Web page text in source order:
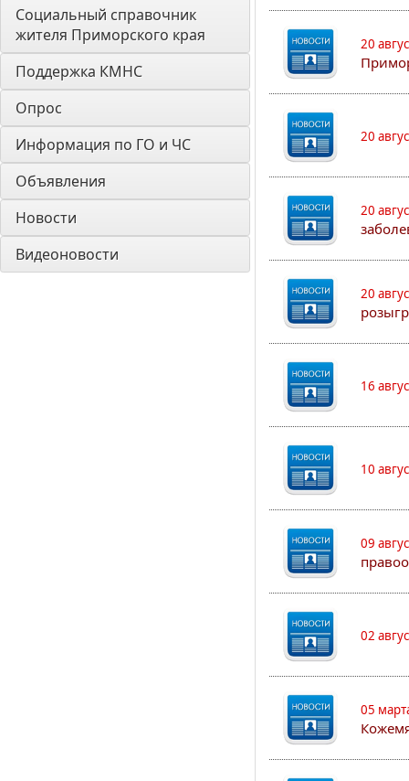
Социальный справочник
жителя Приморского края
Поддержка КМНС
Опрос
Информация по ГО и ЧС
Объявления
Новости
Видеоновости
20
20
20
20
16
10
09
02
05